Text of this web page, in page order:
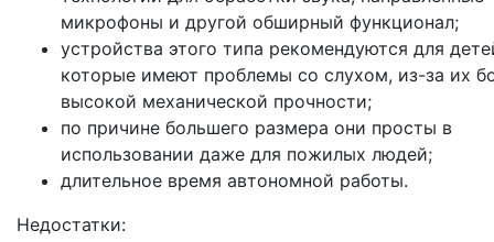
микрофоны и другой обширный функционал;
устройства этого типа рекомендуются для
которые имеют проблемы со слухом, из-за их
высокой механической прочности;
по причине большего размера они просты в
использовании даже для пожилых людей;
длительное время автономной работы.
Недостатки: